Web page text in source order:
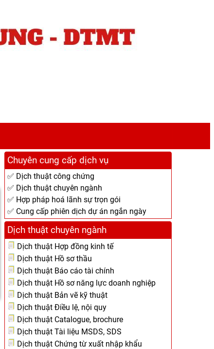
Chuyên cung cấp dịch vụ
✅ Dịch thuật công chứng
✅ Dịch thuật chuyên ngành
✅ Hợp pháp hoá lãnh sự trọn gói
✅ Cung cấp phiên dịch dự án ngắn ngày
Dịch thuật chuyên ngành
Dịch thuật Hợp đồng kinh tế
Dịch thuật Hồ sơ thầu
Dịch thuật Báo cáo tài chính
Dịch thuật Hồ sơ năng lực doanh nghiệp
Dịch thuật Bản vẽ kỹ thuật
Dịch thuật Điều lệ, nội quy
Dịch thuật Catalogue, brochure
Dịch thuật Tài liệu MSDS, SDS
Dịch thuật Chứng từ xuất nhập khẩu